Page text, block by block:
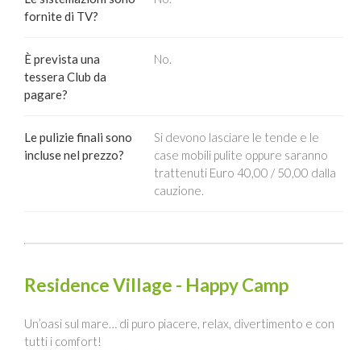
fornite di TV?
È prevista una
tessera Club da
pagare?
No.
Le pulizie finali sono
incluse nel prezzo?
Si devono lasciare le tende e le
case mobili pulite oppure saranno
trattenuti Euro 40,00 / 50,00 dalla
cauzione.
Residence Village - Happy Camp
Un’oasi sul mare… di puro piacere, relax, divertimento e con
tutti i comfort!